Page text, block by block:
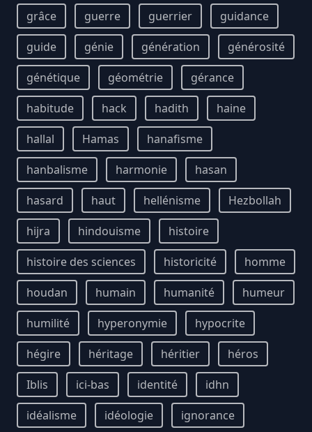
grâce guerre guerrier
guidance
guide
génie génération
générosité
génétique
géométrie
gérance
habitude
hack hadith
haine
hallal
Hamas
hanafisme
hanbalisme
harmonie
hasan
hasard
haut hellénisme
Hezbollah
hijra
hindouisme
histoire
histoire des sciences
historicité
homme
houdan
humain humanité
humeur
humilité
hyperonymie
hypocrite
hégire
héritage héritier
héros
Iblis
ici-bas identité
idhn
idéalisme
idéologie
ignorance